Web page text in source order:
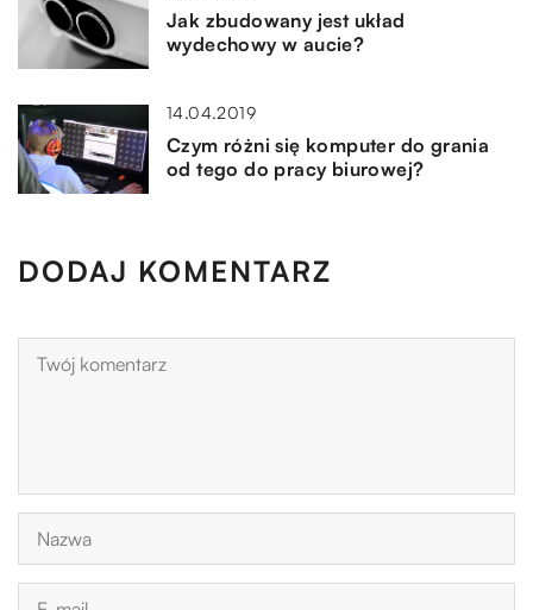
Jak zbudowany jest układ
wydechowy w aucie?
14.04.2019
Czym różni się komputer do grania
od tego do pracy biurowej?
DODAJ KOMENTARZ